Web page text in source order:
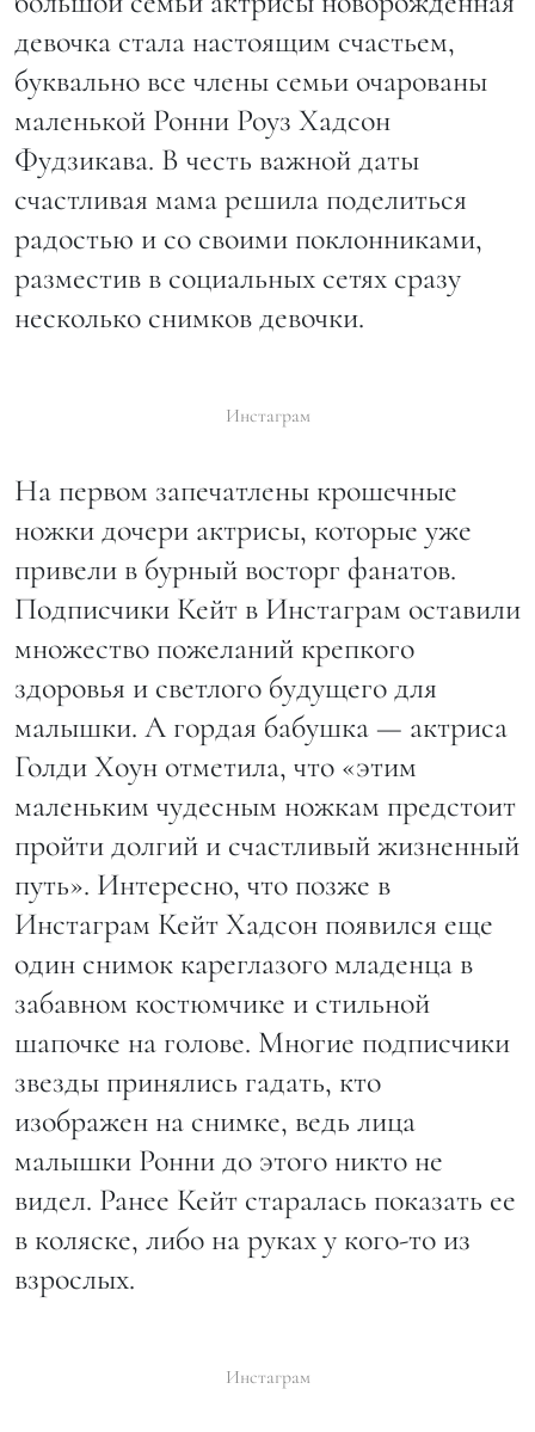
девочка стала настоящим счастьем,
буквально все члены семьи очарованы
маленькой Ронни Роуз Хадсон
Фудзикава. В честь важной даты
счастливая мама решила поделиться
радостью и со своими поклонниками,
разместив в социальных сетях сразу
несколько снимков девочки.
Инстаграм
На первом запечатлены крошечные
ножки дочери актрисы, которые уже
привели в бурный восторг фанатов.
Подписчики Кейт в Инстаграм оставили
множество пожеланий крепкого
здоровья и светлого будущего для
малышки. А гордая бабушка — актриса
Голди Хоун отметила, что «этим
маленьким чудесным ножкам предстоит
пройти долгий и счастливый жизненный
путь». Интересно, что позже в
Инстаграм Кейт Хадсон появился еще
один снимок кареглазого младенца в
забавном костюмчике и стильной
шапочке на голове. Многие подписчики
звезды принялись гадать, кто
изображен на снимке, ведь лица
малышки Ронни до этого никто не
видел. Ранее Кейт старалась показать ее
в коляске, либо на руках у кого-то из
взрослых.
Инстаграм